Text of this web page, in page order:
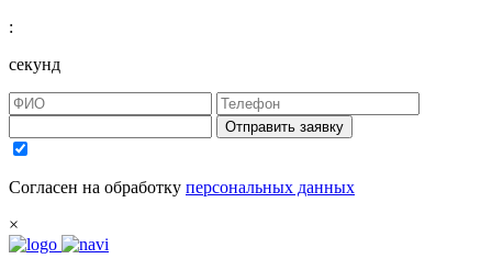
:
секунд
Отправить заявку
Согласен на обработку персональных данных
×